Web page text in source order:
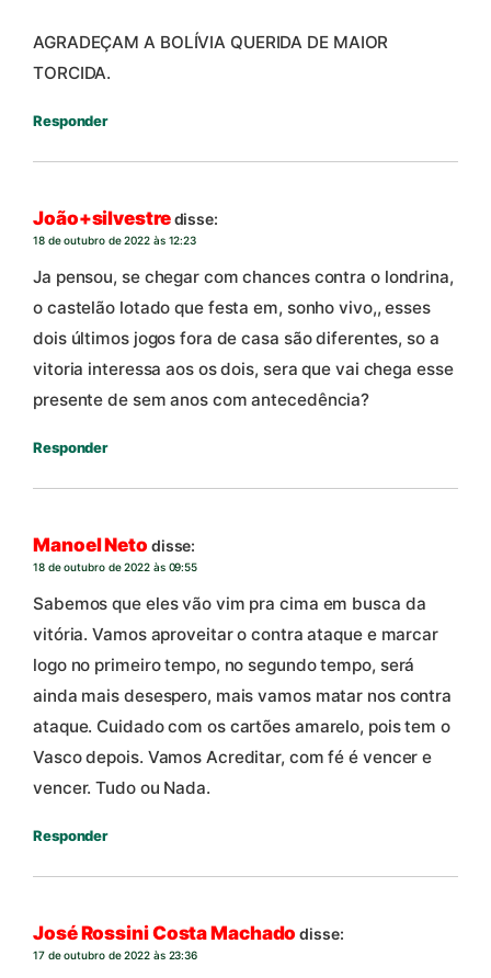
AGRADEÇAM A BOLÍVIA QUERIDA DE MAIOR
TORCIDA.
Responder
João+silvestredisse:
18 de outubro de 2022 às 12:23
Ja pensou, se chegar com chances contra o londrina,
o castelão lotado que festa em, sonho vivo,, esses
dois últimos jogos fora de casa são diferentes, so a
vitoria interessa aos os dois, sera que vai chega esse
presente de sem anos com antecedência?
Responder
Manoel Neto disse:
18 de outubro de 2022 às 09:55
Sabemos que eles vão vim pra cima em busca da
vitória. Vamos aproveitar o contra ataque e marcar
logo no primeiro tempo, no segundo tempo, será
ainda mais desespero, mais vamos matar nos contra
ataque. Cuidado com os cartões amarelo, pois tem o
Vasco depois. Vamos Acreditar, com fé é vencer e
vencer. Tudo ou Nada.
Responder
José Rossini Costa Machado disse:
17 de outubro de 2022 às 23:36